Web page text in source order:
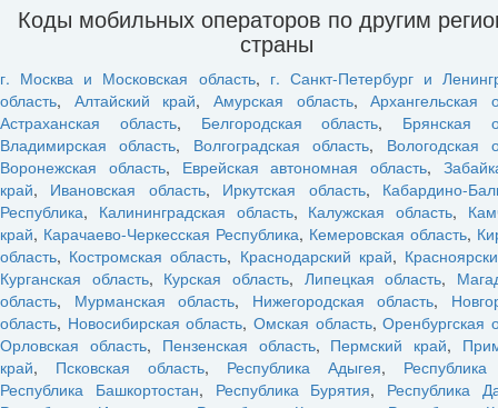
Коды мобильных операторов по другим
страны
г. Москва и Московская область, г. Санкт-Петербург и
область, Алтайский край,Амурская область,Архангельская
Астраханская область, Белгородская область, Брянская
Владимирская область, Волгоградская область, Вологодская
Воронежская область, Еврейская автономная область,
край, Ивановская область, Иркутская область, Кабардино-
Республика, Калининградская область, Калужская область,
край, Карачаево-Черкесская Республика, Кемеровская область,
область, Костромская область, Краснодарский край,
Курганская область, Курская область, Липецкая область,
область, Мурманская область, Нижегородская область,
область, Новосибирская область,Омская область,Оренбургская
Орловская область, Пензенская область, Пермский край,
край, Псковская область, Республика Адыгея,
Республика Башкортостан, Республика Бурятия, Республика